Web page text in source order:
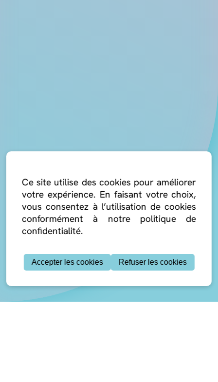
Ce site utilise des cookies pour améliorer
votre expérience. En faisant votre choix,
vous consentez à l’utilisation de cookies
conformément à notre politique de
confidentialité.
Accepter les cookies Refuser les cookies